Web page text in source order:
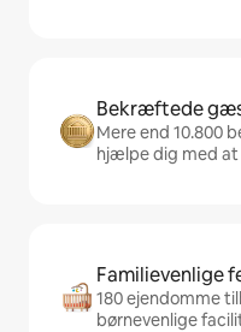
Bekræftede
Mere end 10.800
hjælpe dig med
Familievenlige
180 ejendomme
børnevenlige